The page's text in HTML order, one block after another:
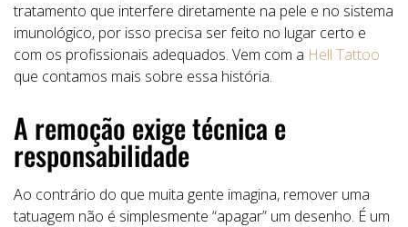
tratamento que interfere diretamente na pele e no sistema
imunológico, por isso precisa ser feito no lugar certo e
com os profissionais adequados. Vem com a Hell Tattoo
que contamos mais sobre essa história.
A remoção exige técnica e
responsabilidade
Ao contrário do que muita gente imagina, remover uma
tatuagem não é simplesmente “apagar” um desenho. É um